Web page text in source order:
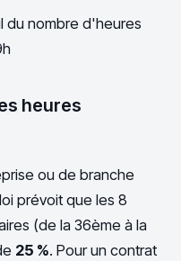
du nombre d'heures
heures
ou de branche
prévoit que les 8
(de la 36ème à la
25 %. Pour un contrat